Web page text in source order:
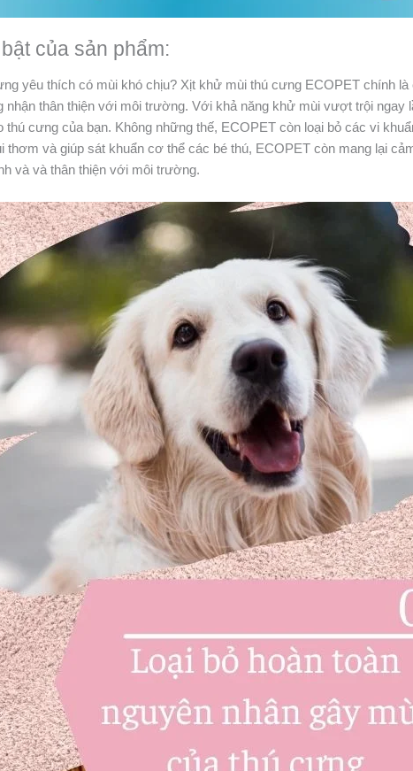
của sản phẩm:
yêu thích có mùi khó chịu? Xịt khử mùi thú cưng ECOPET chính
thân thiện với môi trường. Với khả năng khử mùi vượt trội
thú cưng của bạn. Không những thế, ECOPET còn loại bỏ các vi
thơm và giúp sát khuẩn cơ thể các bé thú, ECOPET còn mang lại
và và thân thiện với môi trường.